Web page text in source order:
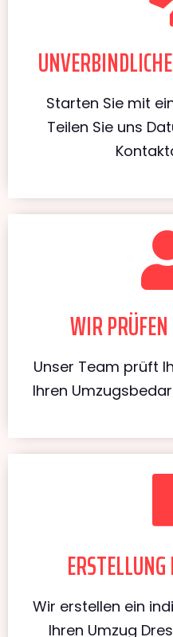
Starten Sie mit
Teilen Sie uns
WIR
Unser Team prüft
Ihren
Wir erstellen ein
Ihren Umzug